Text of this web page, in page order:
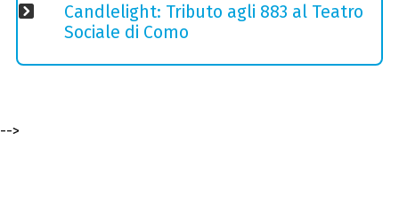
Candlelight: Tributo agli 883 al Teatro
Sociale di Como
-->